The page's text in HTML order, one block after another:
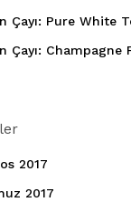
Çayı: Pure White
Çayı: Champagne
2017
2017